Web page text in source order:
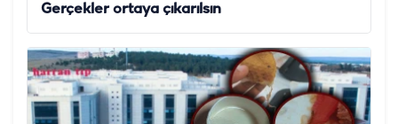
Gerçekler ortaya çıkarılsın